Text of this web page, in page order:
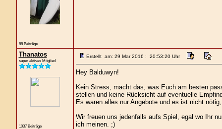
88 Beiträge
Thanatos
super aktives Mitglied
1037 Beiträge
Erstellt am: 29 Mar 2016 : 20:53:20 Uhr
Hey Balduwyn!
Kein Stress, macht das, was Euch am besten
stellen und keine Rücksicht auf eventuelle
Es waren alles nur Angebote und es ist nicht
Wir freuen uns jedenfalls aufs Spiel, egal wo Ihr
ich meinen. ;)